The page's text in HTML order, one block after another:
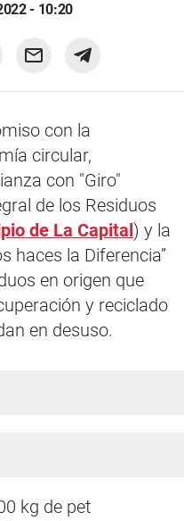
- 10:20
con la
circular,
con "Giro"
de los Residuos
de La Capital ) y la
haces la Diferencia”
en origen que
y reciclado
en desuso.
kg de pet